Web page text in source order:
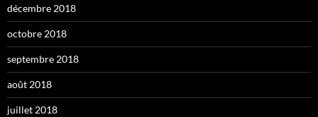
décembre 2018
octobre 2018
septembre 2018
août 2018
juillet 2018